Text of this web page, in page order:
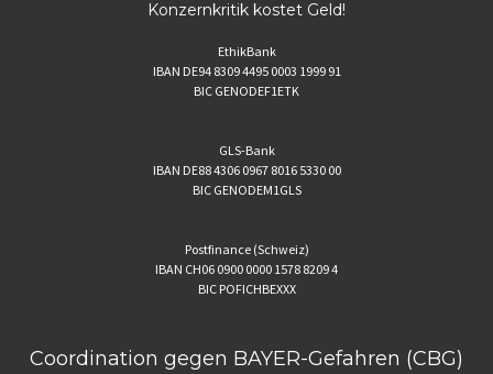
Konzernkritik kostet Geld!
EthikBank
IBAN DE94 8309 4495 0003 1999 91
BIC GENODEF1ETK
GLS-Bank
IBAN DE88 4306 0967 8016 5330 00
BIC GENODEM1GLS
Postfinance (Schweiz)
IBAN CH06 0900 0000 1578 8209 4
BIC POFICHBEXXX
Coordination gegen BAYER-Gefahren (CBG)